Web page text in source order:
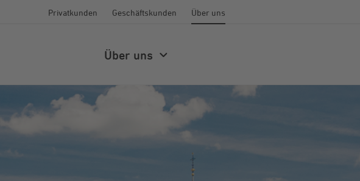
Privatkunden Geschäftskunden Über uns
Über uns